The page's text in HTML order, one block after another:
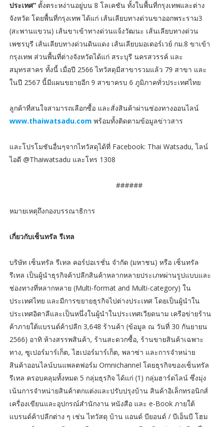
ประเทศ”ตั้งตระหง่านอยู่บน 8 โลเคชัน ทั้งในพื้นที่กรุงเทพและต่าง
จังหวัด โดยพื้นที่กรุงเทพ ได้แก่ เส้นเลียบทางด่วนขาออกพระราม3
(สะพานแขวน) เส้นขาเข้าทางด่วนแจ้งวัฒนะ เส้นเลียบทางด่วน
เพชรบุรี เส้นเลียบทางด่วนดินแดง เส้นเลียบมอเตอร์เวย์ กม.8 ขาเข้า
กรุงเทพ ส่วนพื้นที่ต่างจังหวัดได้แก่ สระบุรี นครสวรรค์ และ
สมุทรสาคร ทั้งนี้ เมื่อปี 2566 ไทวัสดุมีสาขารวมแล้ว 79 สาขา และ
ในปี 2567 นี้มีแผนขยายอีก 9 สาขาครบ 6 ภูมิภาคทั่วประเทศไทย
ลูกค้าที่สนใจสามารถเลือกซื้อ และสั่งสินค้าผ่านช่องทางออนไลน์
www.thaiwatsadu.com พร้อมทั้งติดตามข้อมูลข่าวสาร
และโปรโมชันอื่นๆจากไทวัสดุได้ที่ Facebook: Thai Watsadu, ไลน์
ไอดี @Thaiwatsadu และโทร 1308
######
หมายเหตุถึงกองบรรณาธิการ
เกี่ยวกับเซ็นทรัล รีเทล
บริษัท เซ็นทรัล รีเทล คอร์ปอเรชั่น จำกัด (มหาชน) หรือ เซ็นทรัล
รีเทล เป็นผู้นำธุรกิจค้าปลีกสินค้าหลากหลายประเภทผ่านรูปแบบและ
ช่องทางที่หลากหลาย (Multi-format and Multi-category) ใน
ประเทศไทย และมีการขยายธุรกิจไปต่างประเทศ โดยเป็นผู้นำใน
ประเทศอิตาลีและเป็นหนึ่งในผู้นำในประเทศเวียดนาม เครือข่ายร้าน
ค้าภายใต้แบรนด์ค้าปลีก 3,648 ร้านค้า (ข้อมูล ณ วันที่ 30 กันยายน
2566) อาทิ ห้างสรรพสินค้า, ร้านสะดวกซื้อ, ร้านขายสินค้าเฉพาะ
ทาง, ซูเปอร์มาร์เก็ต, ไฮเปอร์มาร์เก็ต, พลาซ่า และการจำหน่าย
สินค้าออนไลน์บนแพลตฟอร์ม Omnichannel โดยธุรกิจของเซ็นทรัล
รีเทล ครอบคลุมทั้งหมด 5 กลุ่มธุรกิจ ได้แก่ (1) กลุ่มฮาร์ดไลน์ ซึ่งมุ่ง
เน้นการจำหน่ายสินค้าตกแต่งและปรับปรุงบ้าน สินค้าอิเล็กทรอนิกส์
เครื่องเขียนและอุปกรณ์สำนักงาน หนังสือ และ e-Book ภายใต้
แบรนด์ค้าปลีกต่าง ๆ เช่น ไทวัสดุ บ้าน แอนด์ บียอนด์ / บีเอ็นบี โฮม